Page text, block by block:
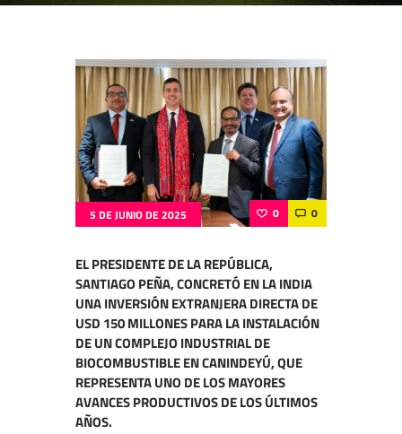
5 DE JUNIO DE 2025 0 0
EL PRESIDENTE DE LA REPÚBLICA,
SANTIAGO PEÑA, CONCRETÓ EN LA INDIA
UNA INVERSIÓN EXTRANJERA DIRECTA DE
USD 150 MILLONES PARA LA INSTALACIÓN
DE UN COMPLEJO INDUSTRIAL DE
BIOCOMBUSTIBLE EN CANINDEYÚ, QUE
REPRESENTA UNO DE LOS MAYORES
AVANCES PRODUCTIVOS DE LOS ÚLTIMOS
AÑOS.